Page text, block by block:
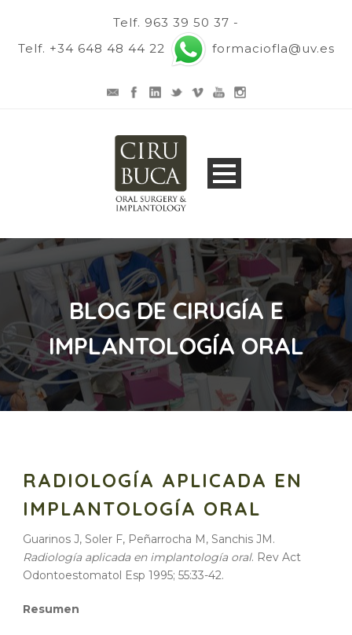
Telf. 963 39 50 37 -
Telf. +34 648 48 44 22
formaciofla@uv.es
BLOG DE CIRUGÍA E
IMPLANTOLOGÍA ORAL
RADIOLOGÍA APLICADA EN
IMPLANTOLOGÍA ORAL
Guarinos J, Soler F, Peñarrocha M, Sanchis JM.
Radiología aplicada en implantología oral. Rev Act
Odontoestomatol Esp 1995; 55:33-42.
Resumen